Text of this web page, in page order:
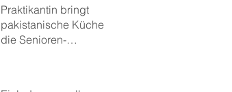
Praktikantin bringt
pakistanische Küche in
die Senioren-